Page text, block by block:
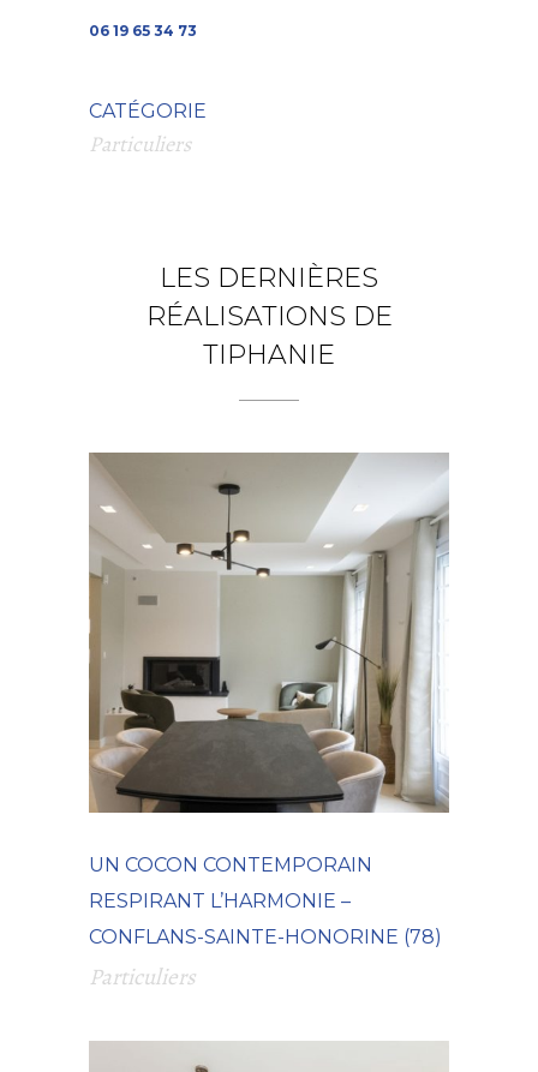
06 19 65 34 73
CATÉGORIE
Particuliers
LES DERNIÈRES
RÉALISATIONS DE
TIPHANIE
UN COCON CONTEMPORAIN
RESPIRANT L’HARMONIE –
CONFLANS-SAINTE-HONORINE (78)
Particuliers